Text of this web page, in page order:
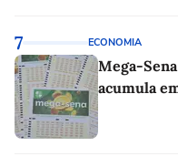
7 ECONOMIA
Mega-
acumula